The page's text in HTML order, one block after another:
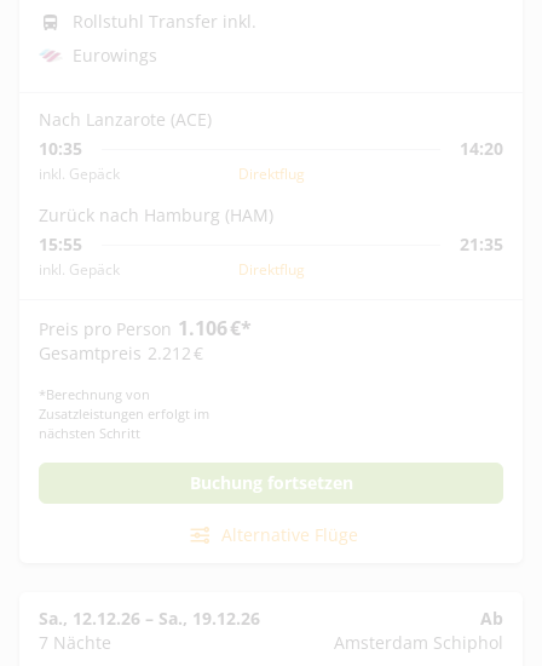
Rollstuhl Transfer inkl.
Eurowings
Nach Lanzarote (ACE)
10:35
14:20
inkl. Gepäck Direktflug
Zurück nach Hamburg (HAM)
15:55
21:35
inkl. Gepäck Direktflug
Preis pro Person 1.106€*
Gesamtpreis 2.212€
*Berechnung von
Zusatzleistungen erfolgt im
nächsten Schritt
Buchung fortsetzen
Alternative Flüge
Sa., 12.12.26 – Sa., 19.12.26
7 Nächte
Ab
Amsterdam Schiphol